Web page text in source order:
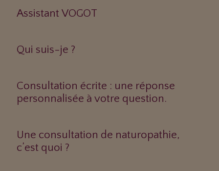
Assistant VOGOT
Qui suis-je ?
Consultation écrite : une réponse
personnalisée à votre question.
Une consultation de naturopathie,
c’est quoi ?